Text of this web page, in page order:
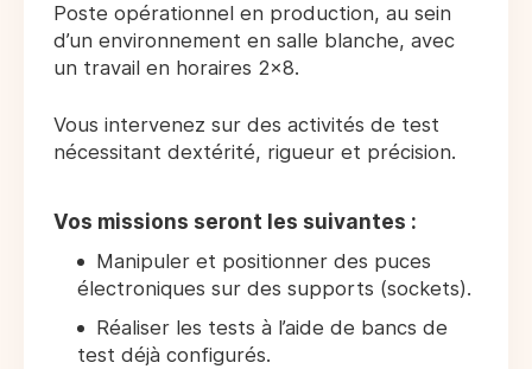
Poste opérationnel en production, au sein
d’un environnement en salle blanche, avec
un travail en horaires 2x8.
Vous intervenez sur des activités de test
nécessitant dextérité, rigueur et précision.
Vos missions seront les suivantes :
Manipuler et positionner des puces
électroniques sur des supports (sockets).
Réaliser les tests à l’aide de bancs de
test déjà configurés.